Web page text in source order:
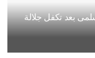
بعد تكفل جلالة